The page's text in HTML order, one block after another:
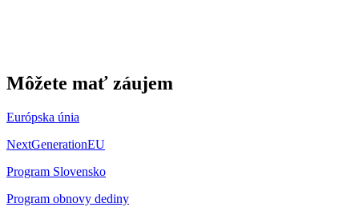
Môžete mať záujem
Európska únia
NextGenerationEU
Program Slovensko
Program obnovy dediny